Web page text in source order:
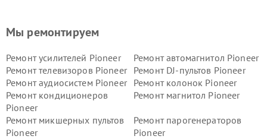
Мы ремонтируем
Ремонт усилителей Pioneer
Ремонт автомагнитол Pioneer
Ремонт телевизоров Pioneer
Ремонт DJ-пультов Pioneer
Ремонт аудиосистем Pioneer
Ремонт колонок Pioneer
Ремонт кондиционеров
Pioneer
Ремонт магнитол Pioneer
Ремонт микшерных пультов
Pioneer
Ремонт парогенераторов
Pioneer